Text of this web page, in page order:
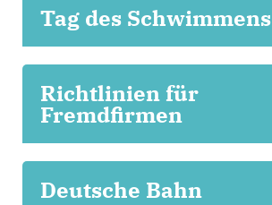
Tag des Schwimmens
Richtlinien für
Fremdfirmen
Deutsche Bahn